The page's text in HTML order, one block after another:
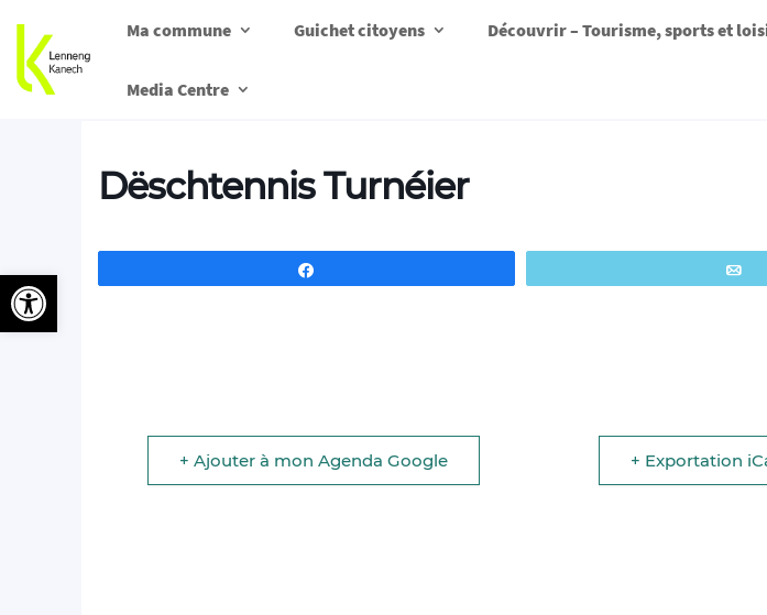
Ma commune Guichet citoyens Découvrir – Tourisme, sports et
Media Centre
Dëschtennis Turnéier
+ Ajouter à mon Agenda Google + Exportation
Ouvrir la barre d’outils